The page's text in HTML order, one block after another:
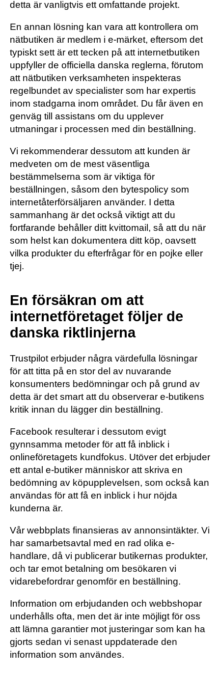
detta är vanligtvis ett omfattande projekt.
En annan lösning kan vara att kontrollera om
nätbutiken är medlem i e-märket, eftersom det
typiskt sett är ett tecken på att internetbutiken
uppfyller de officiella danska reglerna, förutom
att nätbutiken verksamheten inspekteras
regelbundet av specialister som har expertis
inom stadgarna inom området. Du får även en
genväg till assistans om du upplever
utmaningar i processen med din beställning.
Vi rekommenderar dessutom att kunden är
medveten om de mest väsentliga
bestämmelserna som är viktiga för
beställningen, såsom den bytespolicy som
internetåterförsäljaren använder. I detta
sammanhang är det också viktigt att du
fortfarande behåller ditt kvittomail, så att du när
som helst kan dokumentera ditt köp, oavsett
vilka produkter du efterfrågar för en pojke eller
tjej.
En försäkran om att
internetföretaget följer de
danska riktlinjerna
Trustpilot erbjuder några värdefulla lösningar
för att titta på en stor del av nuvarande
konsumenters bedömningar och på grund av
detta är det smart att du observerar e-butikens
kritik innan du lägger din beställning.
Facebook resulterar i dessutom evigt
gynnsamma metoder för att få inblick i
onlineföretagets kundfokus. Utöver det erbjuder
ett antal e-butiker människor att skriva en
bedömning av köpupplevelsen, som också kan
användas för att få en inblick i hur nöjda
kunderna är.
Vår webbplats finansieras av annonsintäkter. Vi
har samarbetsavtal med en rad olika e-
handlare, då vi publicerar butikernas produkter,
och tar emot betalning om besökaren vi
vidarebefordrar genomför en beställning.
Information om erbjudanden och webbshopar
underhålls ofta, men det är inte möjligt för oss
att lämna garantier mot justeringar som kan ha
gjorts sedan vi senast uppdaterade den
information som användes.